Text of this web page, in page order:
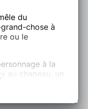
du
chose à
ou le
à la
au chapeau, un
un verre d’eau,
bruits insolites.